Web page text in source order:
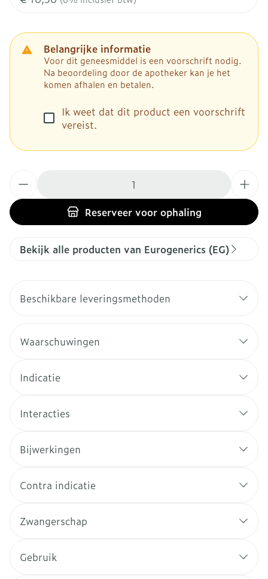
Belangrijke informatie
Voor dit geneesmiddel is een voorschrift nodig.
Na beoordeling door de apotheker kan je het
komen afhalen en betalen.
Ik weet dat dit product een voorschrift
vereist.
Reserveervoor ophaling
Bekijk alle producten van Eurogenerics (EG)
Beschikbare leveringsmethoden
Waarschuwingen
Indicatie
Interacties
Bijwerkingen
Contra indicatie
Zwangerschap
Gebruik